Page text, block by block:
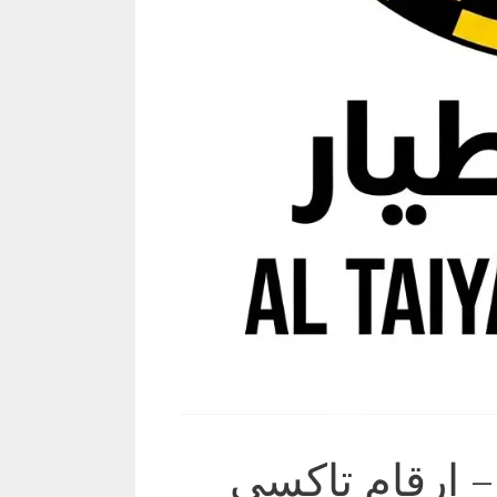
الشويخ 69694241 – ارقام تاكسي